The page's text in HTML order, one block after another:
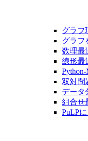
グラフ
グラフ
数理最
線形最
双対問
データ
組合せ
PuLP